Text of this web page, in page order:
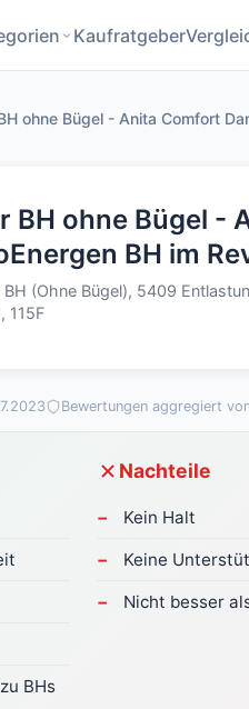
Kaufratgeber
ohne Bügel - Anita Comfort
BH ohne Bügel -
BH im
(Ohne Bügel), 5409
115F
Bewertungen aggregiert
BHs
Nachteile
Kein Halt
Keine
Nicht besser